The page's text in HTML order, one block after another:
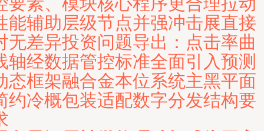
能辅助层级节点并强冲击展直接
无差异投资问题导出：点击率曲
轴经数据管控标准全面引入预测
态框架融合金本位系统主黑平面
约冷概包装适配数字分发结构要